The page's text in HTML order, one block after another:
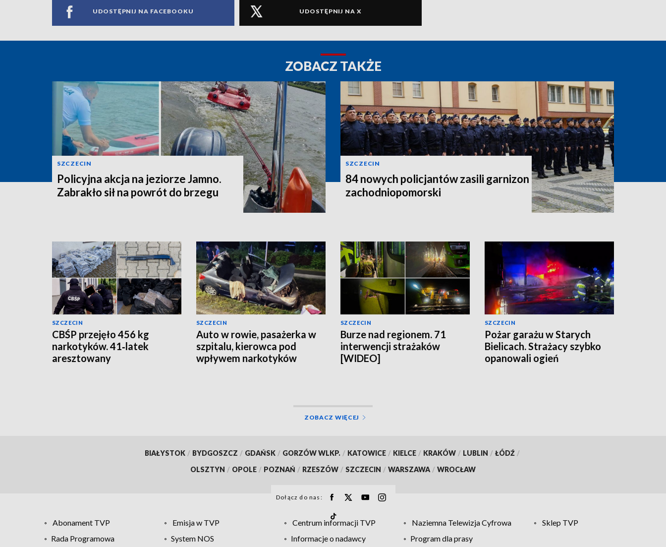
UDOSTĘPNIJ NA FACEBOOKU UDOSTĘPNIJ NA X
ZOBACZ TAKŻE
SZCZECIN
Policyjna akcja na jeziorze Jamno.
Zabrakło sił na powrót do brzegu
SZCZECIN
84 nowych policjantów zasili garnizon
zachodniopomorski
SZCZECIN
CBŚP przejęło 456 kg
narkotyków. 41‑latek
aresztowany
SZCZECIN
Auto w rowie, pasażerka w
szpitalu, kierowca pod
wpływem narkotyków
SZCZECIN
Burze nad regionem. 71
interwencji strażaków
[WIDEO]
SZCZECIN
Pożar garażu w Starych
Bielicach. Strażacy szybko
opanowali ogień
ZOBACZ WIĘCEJ
BIAŁYSTOK / BYDGOSZCZ / GDAŃSK / GORZÓW WLKP. / KATOWICE / KIELCE / KRAKÓW / LUBLIN / ŁÓDŹ /
OLSZTYN / OPOLE / POZNAŃ / RZESZÓW / SZCZECIN / WARSZAWA / WROCŁAW
Dołącz do nas:
Abonament TVP Emisja w TVP Centrum informacji TVP Naziemna Telewizja Cyfrowa
Sklep TVP
Rada Programowa
System NOS Informacje o nadawcy
Program dla prasy